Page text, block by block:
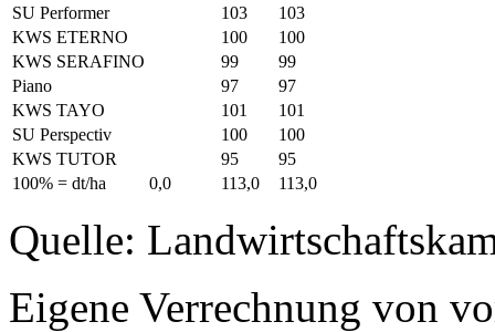
SU Performer
103
103
KWS ETERNO
100
100
KWS SERAFINO
99
99
Piano
97
97
KWS TAYO
101
101
SU Perspectiv
100
100
KWS TUTOR
95
95
100% = dt/ha
0,0 113,0 113,0
Quelle:
Eigene Verrechnung von